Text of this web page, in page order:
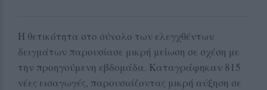
Η θετικότητα στο σύνολο των ελεγχθέντων
δειγμάτων παρουσίασε μικρή μείωση σε σχέση με
την προηγούμενη εβδομάδα. Καταγράφηκαν 815
νέες εισαγωγές, παρουσιάζοντας μικρή αύξηση σε